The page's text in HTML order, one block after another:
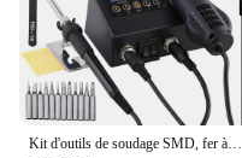
Kit d'outils de soudage SMD, fer à souder à air chaud, expédiBGA, station de soudage, odorà chaleur, dessoudage, réparation pour téléphone portable, PCB, IC, 2 en 1